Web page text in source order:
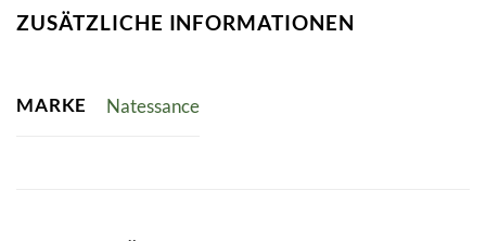
ZUSÄTZLICHE INFORMATIONEN
MARKE Natessance